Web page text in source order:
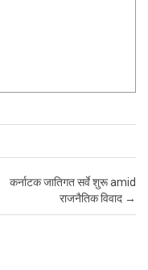
कर्नाटक जातिगत सर्वे शुरू amid
राजनैतिक विवाद →